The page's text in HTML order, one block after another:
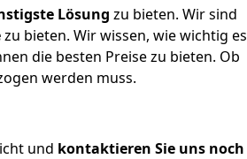
Lösung zu bieten. Wir sind
zu bieten. Wir wissen, wie wichtig es
die besten Preise zu bieten. Ob
werden muss.
und kontaktieren Sie uns noch